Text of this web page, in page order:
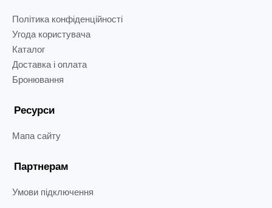
Політика конфіденційності
Угода користувача
Каталог
Доставка і оплата
Бронювання
Ресурси
Мапа сайту
Партнерам
Умови підключення